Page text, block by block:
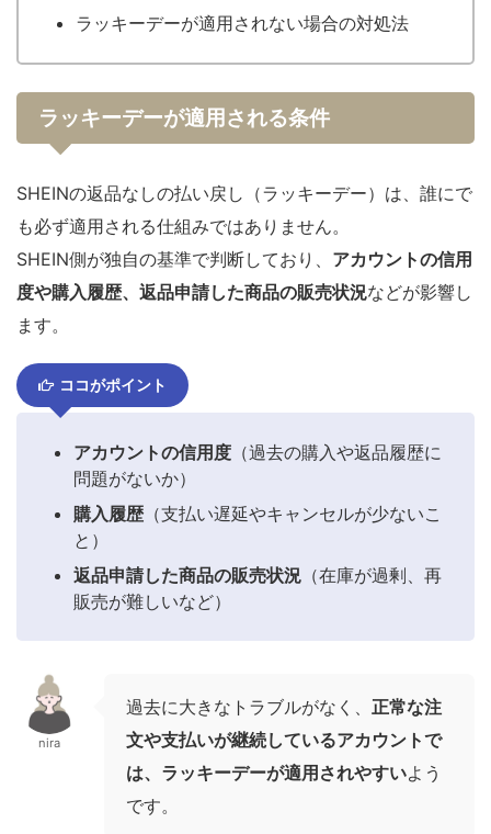
ラッキーデーが適用されない場合の対処法
ラッキーデーが適用される条件
SHEINの返品なしの払い戻し（ラッキーデー）は、誰にで
も必ず適用される仕組みではありません。
SHEIN側が独自の基準で判断しており、 アカウントの信用
度や購入履歴、返品申請した商品の販売状況などが影響し
ます。
ココがポイント
アカウントの信用度 （過去の購入や返品履歴に
問題がないか）
購入履歴 （支払い遅延やキャンセルが少ないこ
と）
返品申請した商品の販売状況 （在庫が過剰、再
販売が難しいなど）
nira
過去に大きなトラブルがなく、 正常な注
文や支払いが継続しているアカウントで
は、ラッキーデーが適用されやすいよう
です。